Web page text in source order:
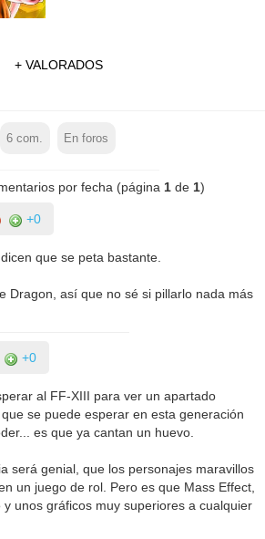
+ VALORADOS
6 com. En foros
por fecha (página 1de 1)
+0
que se peta bastante.
Dragon, así que no sé si pillarlo nada más
+0
al FF-XIII para ver un apartado
se puede esperar en esta generación
es que ya cantan un huevo.
genial, que los personajes maravillos
un juego de rol. Pero es que Mass Effect,
unos gráficos muy superiores a cualquier